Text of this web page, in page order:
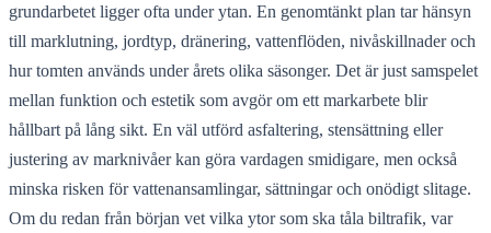
grundarbetet ligger ofta under ytan. En genomtänkt plan tar hänsyn
till marklutning, jordtyp, dränering, vattenflöden, nivåskillnader och
hur tomten används under årets olika säsonger. Det är just samspelet
mellan funktion och estetik som avgör om ett markarbete blir
hållbart på lång sikt. En väl utförd asfaltering, stensättning eller
justering av marknivåer kan göra vardagen smidigare, men också
minska risken för vattenansamlingar, sättningar och onödigt slitage.
Om du redan från början vet vilka ytor som ska tåla biltrafik, var